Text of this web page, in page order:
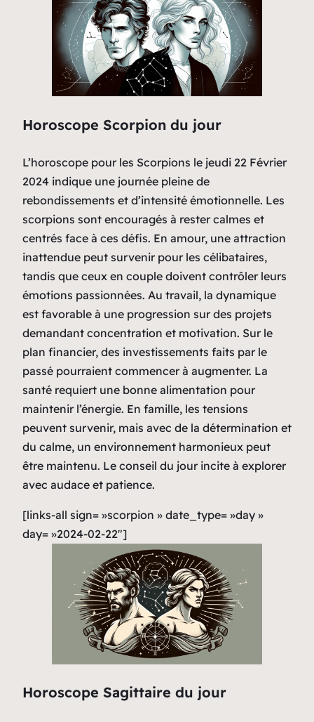
Horoscope Scorpion du jour
L’horoscope pour les Scorpions le jeudi 22 Février
2024 indique une journée pleine de
rebondissements et d’intensité émotionnelle. Les
scorpions sont encouragés à rester calmes et
centrés face à ces défis. En amour, une attraction
inattendue peut survenir pour les célibataires,
tandis que ceux en couple doivent contrôler leurs
émotions passionnées. Au travail, la dynamique
est favorable à une progression sur des projets
demandant concentration et motivation. Sur le
plan financier, des investissements faits par le
passé pourraient commencer à augmenter. La
santé requiert une bonne alimentation pour
maintenir l’énergie. En famille, les tensions
peuvent survenir, mais avec de la détermination et
du calme, un environnement harmonieux peut
être maintenu. Le conseil du jour incite à explorer
avec audace et patience.
[links-all sign= »scorpion » date_type= »day »
day= »2024-02-22″]
Horoscope Sagittaire du jour